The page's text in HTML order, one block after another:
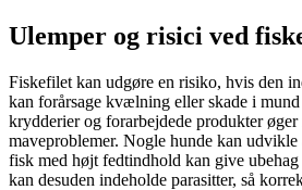
Ulemper og risici ved
Fiskefilet kan udgøre en risiko, hvis den
kan forårsage kvælning eller skade i
krydderier og forarbejdede produkter
maveproblemer. Nogle hunde kan
fisk med højt fedtindhold kan give
kan desuden indeholde parasitter, så